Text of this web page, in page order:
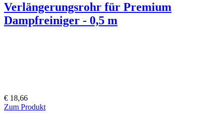
Verlängerungsrohr für Premium
Dampfreiniger - 0,5 m
€ 18,66
Zum Produkt